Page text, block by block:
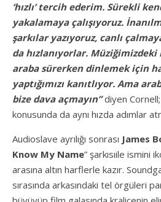
‘hızlı’ tercih ederim. Sürekli
yakalamaya çalışıyoruz.
şarkılar yazıyoruz, canlı
da hızlanıyorlar. Müziğimizdeki
araba sürerken dinlemek için
yaptığımızı kanıtlıyor. Ama
bize dava açmayın” diyen
konusunda da aynı hızda adımlar
Audioslave ayrılığı sonrası James
Know My Name” şarkısıile ismini
arasına altın harflerle kazır.
sırasında arkasındaki tel örgüleri